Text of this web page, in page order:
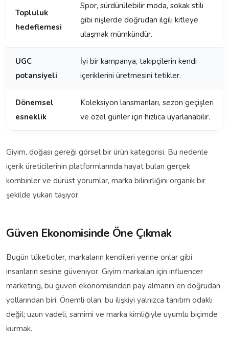
Topluluk
hedeflemesi
Spor, sürdürülebilir moda, sokak stili
gibi nişlerde doğrudan ilgili kitleye
ulaşmak mümkündür.
UGC
potansiyeli
İyi bir kampanya, takipçilerin kendi
içeriklerini üretmesini tetikler.
Dönemsel
esneklik
Koleksiyon lansmanları, sezon geçişleri
ve özel günler için hızlıca uyarlanabilir.
Giyim, doğası gereği görsel bir ürün kategorisi. Bu nedenle
içerik üreticilerinin platformlarında hayat bulan gerçek
kombinler ve dürüst yorumlar, marka bilinirliğini organik bir
şekilde yukarı taşıyor.
Güven Ekonomisinde Öne Çıkmak
Bugün tüketiciler, markaların kendileri yerine onlar gibi
insanların sesine güveniyor. Giyim markaları için influencer
marketing, bu güven ekonomisinden pay almanın en doğrudan
yollarından biri. Önemli olan, bu ilişkiyi yalnızca tanıtım odaklı
değil; uzun vadeli, samimi ve marka kimliğiyle uyumlu biçimde
kurmak.